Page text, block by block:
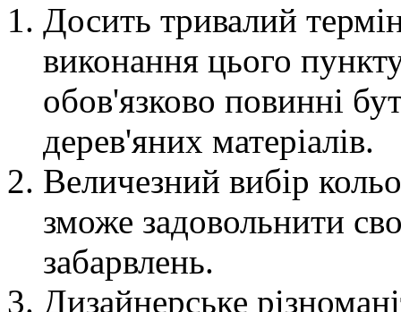
Досить тривалий
виконання цього
обов'язково повинні
дерев'яних матеріалів.
Величезний вибір
зможе задовольнити
забарвлень.
Дизайнерське